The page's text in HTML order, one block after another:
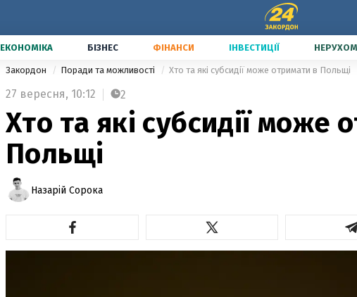
ЕКОНОМІКА БІЗНЕС ФІНАНСИ ІНВЕСТИЦІЇ
Закордон Поради та можливості Хто та які субсидії може отримати в Польщі
27 вересня, 10:12 2
Хто та які субсидії може
Польщі
Назарій Сорока